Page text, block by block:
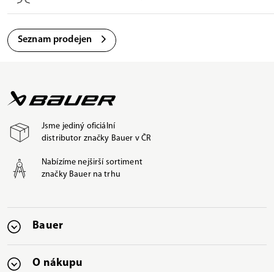
Seznam prodejen
Jsme jediný oficiální
distributor značky Bauer v ČR
Nabízíme nejširší sortiment
značky Bauer na trhu
Bauer
O nákupu